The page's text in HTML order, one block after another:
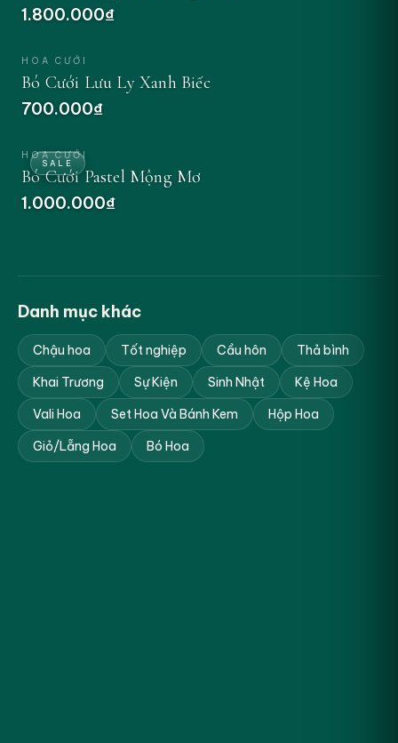
1.800.000₫
HOA CƯỚI
Bó Cưới Lưu Ly Xanh Biếc
700.000₫
SALE
HOA CƯỚI
Bó Cưới Pastel Mộng Mơ
1.000.000₫
Danh mục khác
Chậu hoa Tốt nghiệp Cầu hôn
Thả bình
Khai Trương
Sự Kiện Sinh Nhật
Kệ Hoa
Vali Hoa
Set Hoa Và Bánh Kem
Hộp Hoa
Giỏ/Lẵng Hoa
Bó Hoa